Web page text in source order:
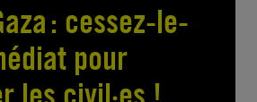
: cessez-le-
pour